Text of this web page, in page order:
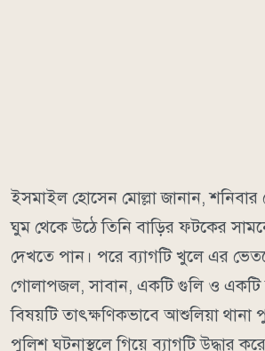
ইসমাইল হোসেন মোল্লা জানান,
ঘুম থেকে উঠে তিনি বাড়ির ফটকের
দেখতে পান। পরে ব্যাগটি খুলে এর
গোলাপজল, সাবান, একটি গুলি ও একটি
বিষয়টি তাৎক্ষণিকভাবে আশুলিয়া থানা
পুলিশ ঘটনাস্থলে গিয়ে ব্যাগটি উদ্ধার